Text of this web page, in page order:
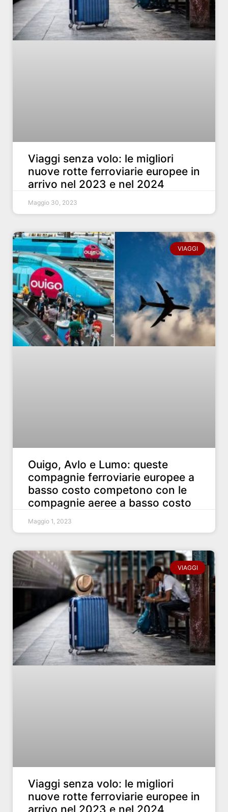
Viaggi senza volo: le migliori
nuove rotte ferroviarie europee in
arrivo nel 2023 e nel 2024
Maggio 30, 2023
VIAGGI
Ouigo, Avlo e Lumo: queste
compagnie ferroviarie europee a
basso costo competono con le
compagnie aeree a basso costo
Maggio 1, 2023
VIAGGI
Viaggi senza volo: le migliori
nuove rotte ferroviarie europee in
arrivo nel 2023 e nel 2024